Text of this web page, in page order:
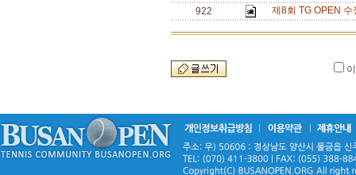
922
제8회 TG OPEN